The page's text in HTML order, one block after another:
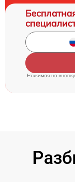
Нажимая на